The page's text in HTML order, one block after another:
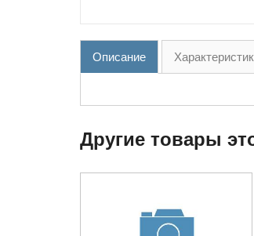
Описание
Другие товары